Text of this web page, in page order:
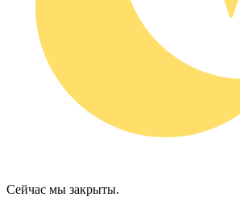
Сейчас мы закрыты.